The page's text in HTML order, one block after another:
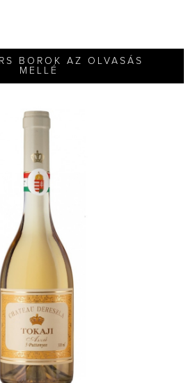
BOROK AZ OLVASÁS
MELLÉ